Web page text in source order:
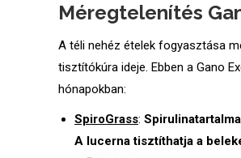
Méregtelenítés
A téli nehéz ételek fogyasztása
tisztítókúra ideje. Ebben a Gano
hónapokban:
SpiroGrass:
A lucerna tisztíthatja a